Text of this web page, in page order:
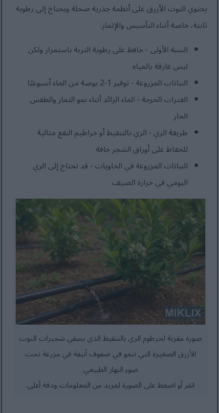
يحتوي التوت الأزرق على أنظمة جذرية ضحلة ويحتاج إلى رطوبة
ثابتة، خاصة أثناء التأسيس والإثمار:
السنة الأولى - حافظ على رطوبة التربة باستمرار ولكن
ليس غارقة بالمياه
النباتات المزروعة - توفير 1-2 بوصة من الماء أسبوعيًا
الفترات الحرجة - الماء الزائد أثناء نمو الثمار والطقس
الحار
طريقة الري - الري بالتنقيط أو خراطيم النقع مثالية
للحفاظ على أوراق الشجر جافة
النباتات المزروعة في الحاويات - قد تحتاج إلى الري
اليومي في حرارة الصيف
صورة مقربة لخرطوم الري بالتنقيط الذي يسقي شجيرات التوت
الأزرق الصغيرة التي تنمو في صفوف أنيقة في مزرعة تحت
ضوء النهار الطبيعي.
انقر أو اضغط على الصورة لمزيد من المعلومات ودقة أعلى.